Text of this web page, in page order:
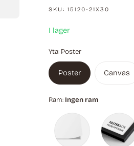
SKU:15120-21X30
I lager
Yta: Poster
Poster Canvas
Ram: Ingen ram